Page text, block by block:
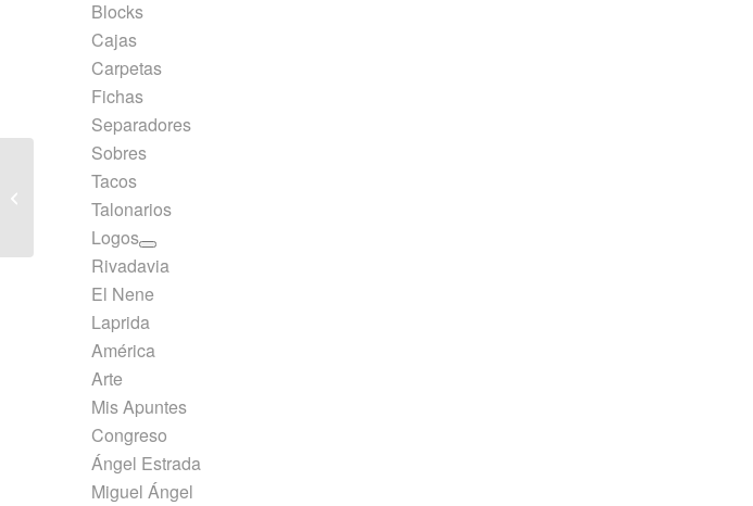
Blocks
Cajas
Carpetas
Fichas
Separadores
Sobres
Tacos
Talonarios
Logos
Rivadavia
El Nene
Laprida
América
Arte
Mis Apuntes
Congreso
Ángel Estrada
Miguel Ángel
Cuaderno Espiralado